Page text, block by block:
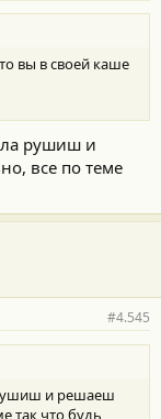
вы в своей каше
рушиш и
все по теме
#4.545
и решаеш
так что будь